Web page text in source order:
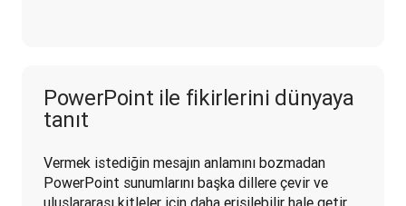
PowerPoint ile fikirlerini dünyaya
tanıt
Vermek istediğin mesajın anlamını bozmadan
PowerPoint sunumlarını başka dillere çevir ve
uluslararası kitleler için daha erişilebilir hale getir.